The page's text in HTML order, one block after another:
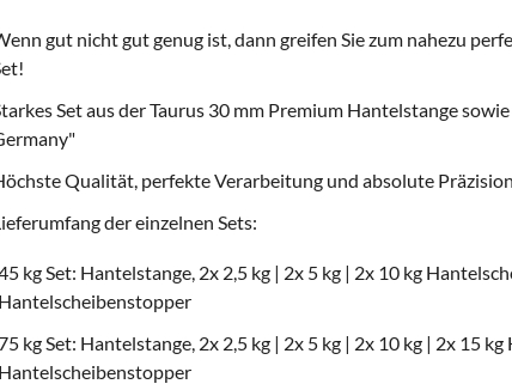
gut nicht gut genug ist, dann greifen Sie zum nahezu
Set aus der Taurus 30 mm Premium Hantelstange
Qualität, perfekte Verarbeitung und absolute Präzision
der einzelnen Sets:
kg Set: Hantelstange, 2x 2,5 kg | 2x 5 kg | 2x 10 kg
kg Set: Hantelstange, 2x 2,5 kg | 2x 5 kg | 2x 10 kg | 2x 15